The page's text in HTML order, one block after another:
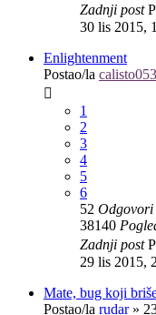
Zadnji post
30 lis 2015,
Enlightenment
Postao/la calisto053
1
2
3
4
5
6
52 Odgovori
38140
Zadnji post
29 lis 2015,
Mate, bug koji
Postao/la rudar»